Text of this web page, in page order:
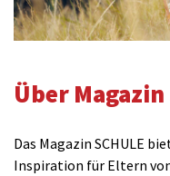
Über Magazin
Das Magazin SCHULE
Inspiration für Eltern